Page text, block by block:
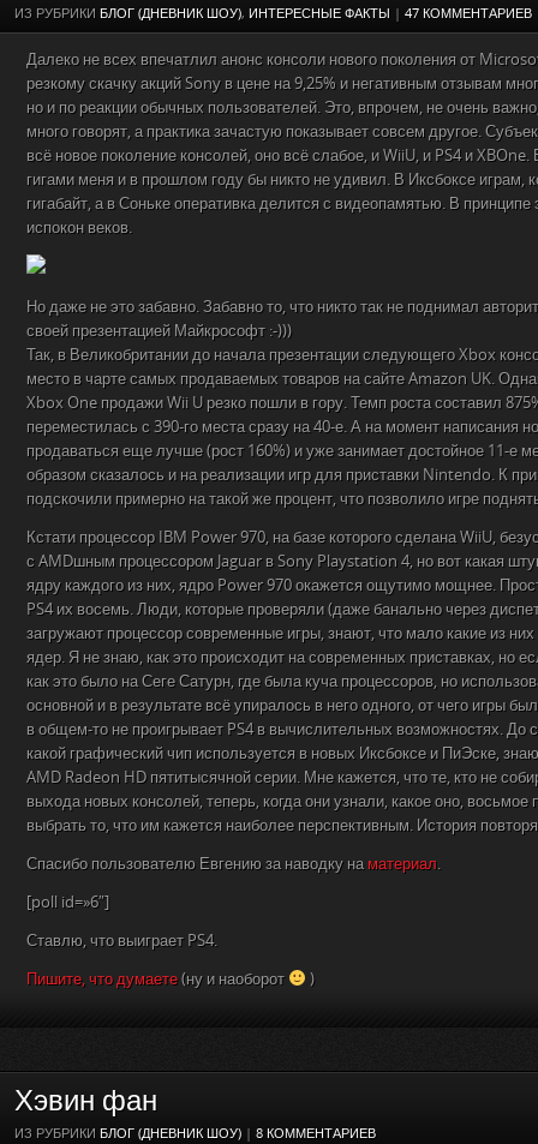
ИЗ РУБРИКИ БЛОГ (ДНЕВНИК ШОУ), ИНТЕРЕСНЫЕ ФАКТЫ | 47 КОММЕНТАРИЕВ
Далеко не всех впечатлил анонс консоли нового поколения от
резкому скачку акций Sony в цене на 9,25% и негативным отзывам
но и по реакции обычных пользователей. Это, впрочем, не очень
много говорят, а практика зачастую показывает совсем другое.
всё новое поколение консолей, оно всё слабое, и WiiU, и PS4 и
гигами меня и в прошлом году бы никто не удивил. В Иксбоксе играм,
гигабайт, а в Соньке оперативка делится с видеопамятью. В принципе
испокон веков.
Но даже не это забавно. Забавно то, что никто так не поднимал
своей презентацией Майкрософт :-)))
Так, в Великобритании до начала презентации следующего Xbox
место в чарте самых продаваемых товаров на сайте Amazon UK.
Xbox One продажи Wii U резко пошли в гору. Темп роста составил
переместилась с 390-го места сразу на 40-е. А на момент написания
продаваться еще лучше (рост 160%) и уже занимает достойное 11-е
образом сказалось и на реализации игр для приставки Nintendo. К
подскочили примерно на такой же процент, что позволило игре
Кстати процессор IBM Power 970, на базе которого сделана WiiU,
с AMDшным процессором Jaguar в Sony Playstation 4, но вот какая
ядру каждого из них, ядро Power 970 окажется ощутимо мощнее.
PS4 их восемь. Люди, которые проверяли (даже банально через
загружают процессор современные игры, знают, что мало какие из
ядер. Я не знаю, как это происходит на современных приставках, но
как это было на Сеге Сатурн, где была куча процессоров, но
основной и в результате всё упиралось в него одного, от чего игры
в общем-то не проигрывает PS4 в вычислительных возможностях. До
какой графический чип используется в новых Иксбоксе и ПиЭске,
AMD Radeon HD пятитысячной серии. Мне кажется, что те, кто не
выхода новых консолей, теперь, когда они узнали, какое оно, восьмое
выбрать то, что им кажется наиболее перспективным. История
Спасибо пользователю Евгению за наводку на материал.
[poll id=»6″]
Ставлю, что выиграет PS4.
Пишите, что думаете (ну и наоборот )
Хэвин фан
ИЗ РУБРИКИ БЛОГ (ДНЕВНИК ШОУ) | 8 КОММЕНТАРИЕВ